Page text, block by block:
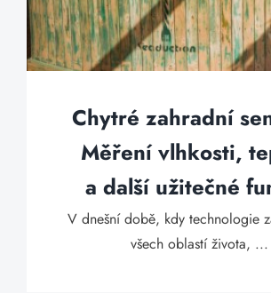
Chytré zahradní
Měření vlhkosti,
a další užitečné
V dnešní době, kdy technologie
všech oblastí života, ...